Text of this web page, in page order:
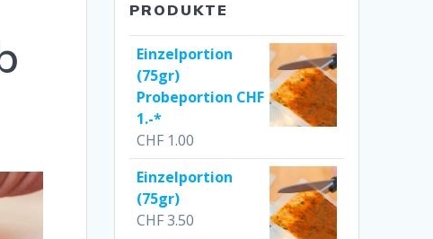
PRODUKTE
Einzelportion
(75gr)
Probeportion CHF
1.-*
CHF 1.00
Einzelportion
(75gr)
CHF3.50